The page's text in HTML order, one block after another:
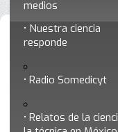
Nuestra ciencia
responde
Radio Somedicyt
Relatos de la
medios
Mayo 2021